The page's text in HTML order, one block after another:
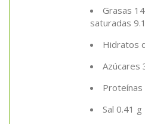
Grasas
saturadas
Hidratos
Azúcares
Proteínas
Sal 0.41 g